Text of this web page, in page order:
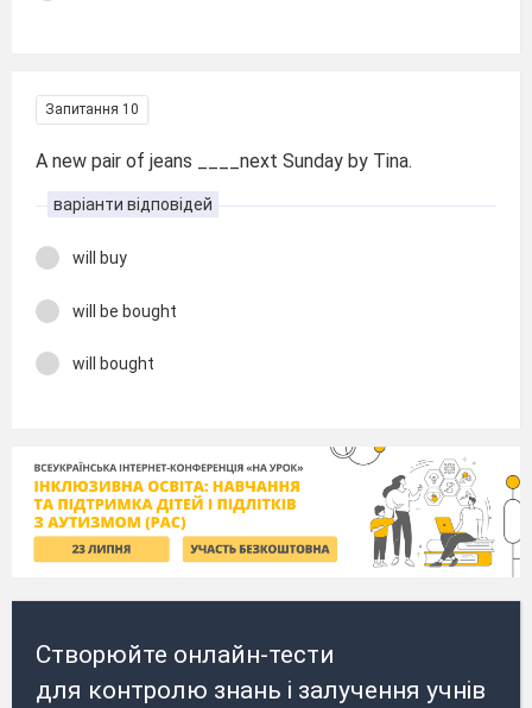
Запитання 10
A new pair of jeans ____next Sunday by Tina.
варіанти відповідей
will buy
will be bought
will bought
Створюйте онлайн-тести
для контролю знань і залучення учнів